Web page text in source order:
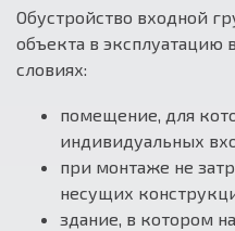
Обустройство входной
объекта в
словиях:
помещение, для
индивидуальных
при монтаже не
несущих
здание, в котором